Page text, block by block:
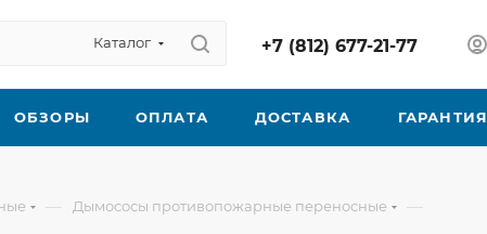
Каталог +7 (812) 677-21-77
ОБЗОРЫ ОПЛАТА ДОСТАВКА ГАРАНТИЯ
— Дымососы противопожарные переносные —